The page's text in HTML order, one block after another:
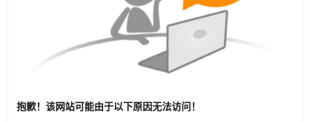
抱歉！该网站可能由于以下原因无法访问！